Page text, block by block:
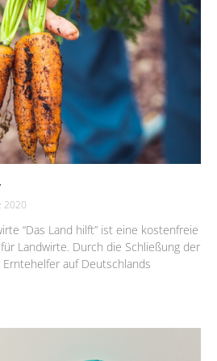
2020
“Das Land hilft” ist eine kostenfreie
Landwirte. Durch die Schließung der
auf Deutschlands